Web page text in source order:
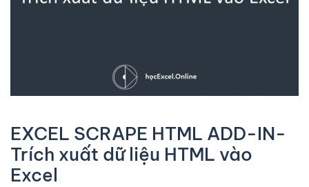
EXCEL SCRAPE HTML ADD-IN-
Trích xuất dữ liệu HTML vào
Excel